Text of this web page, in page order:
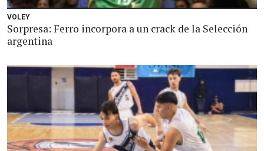
VOLEY
Sorpresa: Ferro incorpora a un crack de la Selección
argentina